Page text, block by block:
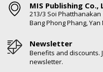
MIS Publishing Co.,
213/3 Soi Phatthanakan
Bang Phong Phang,
Newsletter
Benefits and discounts.
newsletter.